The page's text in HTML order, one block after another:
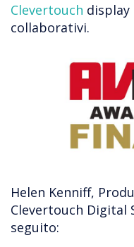
Clevertouch
collaborativi.
Helen Kenniff,
Clevertouch Digital
seguito: